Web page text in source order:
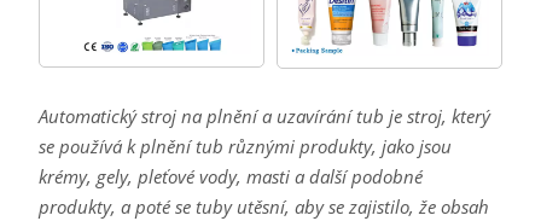
Automatický stroj na plnění a uzavírání tub je stroj, který
se používá k plnění tub různými produkty, jako jsou
krémy, gely, pleťové vody, masti a další podobné
produkty, a poté se tuby utěsní, aby se zajistilo, že obsah